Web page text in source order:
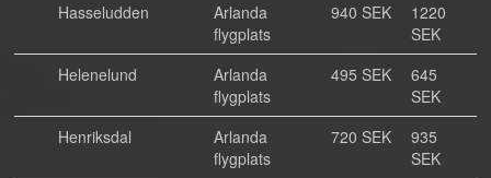
Hasseludden
Arlanda
flygplats
940 SEK
1220
SEK
Helenelund
Arlanda
flygplats
495 SEK
645
SEK
Henriksdal
Arlanda
flygplats
720 SEK
935
SEK